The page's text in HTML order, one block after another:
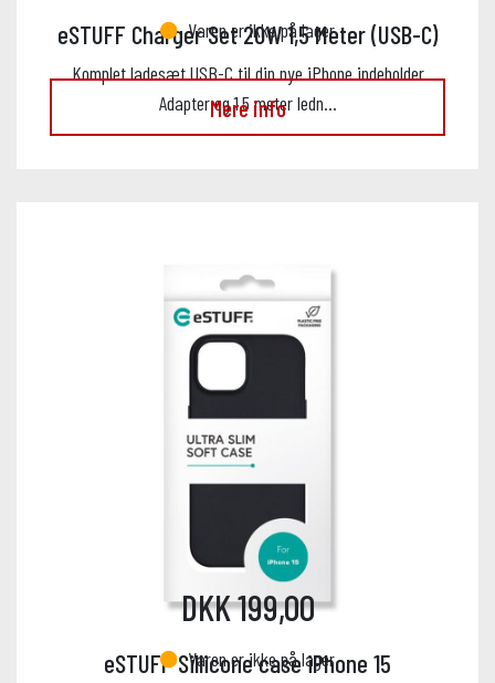
eSTUFF Charger Set 20W 1,5 Meter (USB-C)
Komplet ladesæt USB-C til din nye iPhone indeholder
Adapter og 1,5 meter ledn…
Varen er ikke på lager
Mere info
eSTUFF Sillicone case iPhone 15
DKK 199,00
Varen er ikke på lager